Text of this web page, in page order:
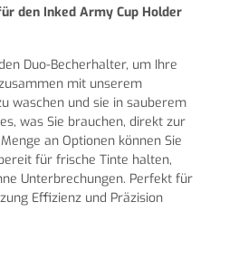
den Inked Army Cup Holder
Duo-Becherhalter, um Ihre
mit unserem
waschen und sie in sauberem
was Sie brauchen, direkt zur
an Optionen können Sie
für frische Tinte halten,
Unterbrechungen. Perfekt für
Effizienz und Präzision